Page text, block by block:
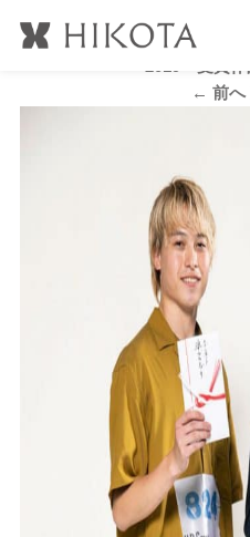
公開日時:
2020.3.3 800 × 1200
← 前へ